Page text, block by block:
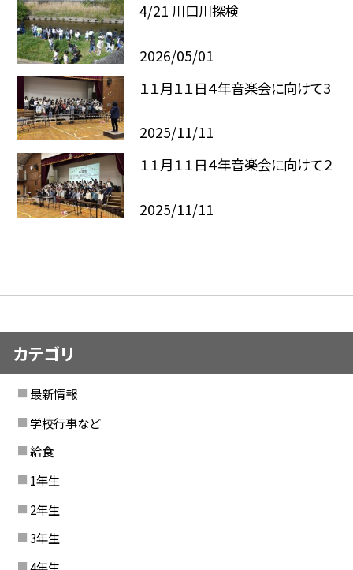
4/21 川口川探検
2026/05/01
１１月１１日４年音楽会に向けて3
2025/11/11
１１月１１日４年音楽会に向けて２
2025/11/11
カテゴリ
最新情報
学校行事など
給食
1年生
2年生
3年生